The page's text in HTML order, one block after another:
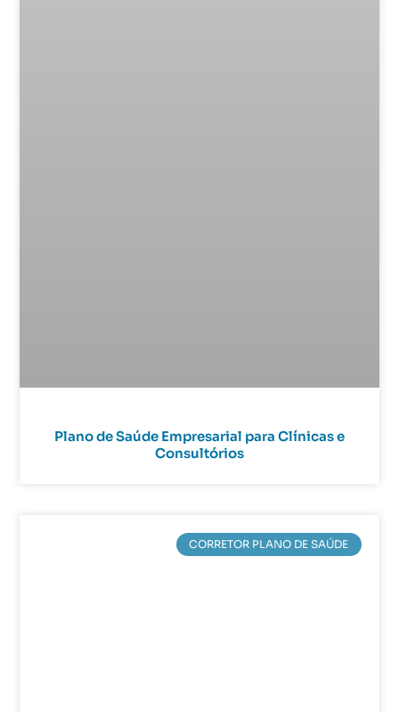
Plano de Saúde Empresarial para Clínicas e
Consultórios
CORRETOR PLANO DE SAÚDE